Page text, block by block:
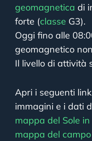
geomagnetica di
forte (classe G3).
Oggi fino alle
geomagnetico
Il livello di attività
Apri i seguenti
immagini e i dati
mappa del Sole
mappa del